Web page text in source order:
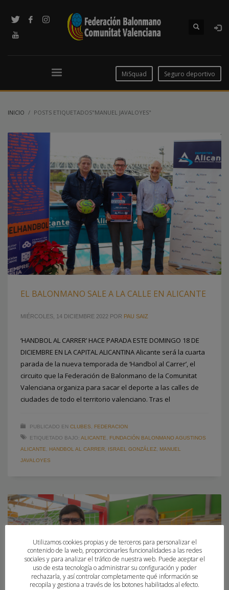
MiSquad Seguro deportivo
INICIO POSTS ETIQUETADOS"MANUEL JAVALOYES"
EL BALONMANO SALE A LA CALLE EN ALICANTE
MIÉRCOLES, 14 DICIEMBRE 2022 POR PAU SAIZ
‘HANDBOL AL CARRER’ HACE PARADA ESTE DOMINGO 18 DE
DICIEMBRE EN LA CAPITAL ALICANTINA Alicante será la cuarta
parada de la nueva temporada de ‘Handbol al Carrer’, el
circuito que la Federación de Balonmano de la Comunitat
Valenciana organiza para sacar el deporte a las calles de
ciudades de todo el territorio valenciano. Tras el
PUBLICADO EN CLUBES
FEDERACION
ETIQUETADO BAJO: ALICANTE
FUNDACIÓN BALONMANO AGUSTINOS
ALICANTE
HANDBOL AL CARRER ISRAEL GONZÁLEZ
MANUEL
JAVALOYES
Utilizamos cookies propias y de terceros para personalizar el
contenido de la web, proporcionarles funcionalidades a las redes
sociales y para analizar el tráfico de nuestra web. Puede aceptar el
uso de esta tecnología o administrar su configuración y poder
rechazarla, y así controlar completamente qué información se
recopila y gestiona a través de los botones habilitados al efecto.